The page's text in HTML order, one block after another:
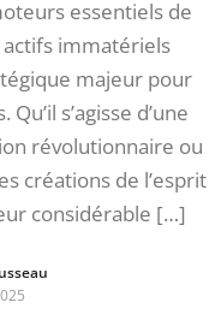
essentiels de
immatériels
majeur pour
s’agisse d’une
révolutionnaire ou
créations de l’esprit
considérable […]